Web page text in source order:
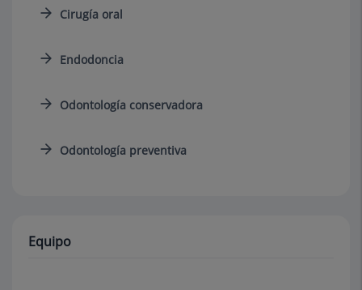
Cirugía oral
Endodoncia
Odontología conservadora
Odontología preventiva
Equipo